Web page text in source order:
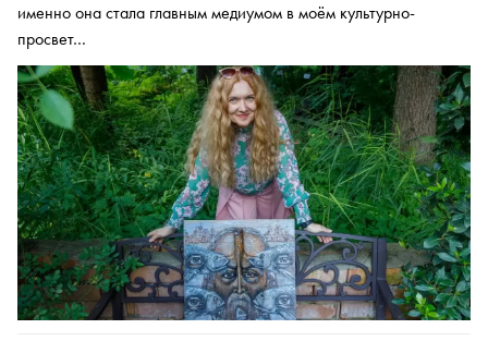
именно она стала главным медиумом в моём культурно-
просвет…